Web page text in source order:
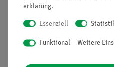
Versuche
Media / Downloads
erklärung.
Essenziell
Funktional Weitere